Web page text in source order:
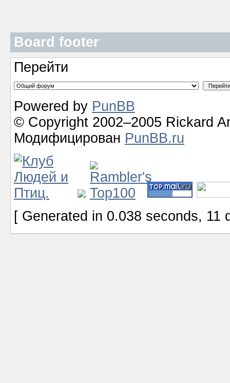
Board footer
Перейти
Powered by PunBB
© Copyright 2002–2005 Rickard
Модифицирован PunBB.ru
[ Generated in 0.038 seconds, 11